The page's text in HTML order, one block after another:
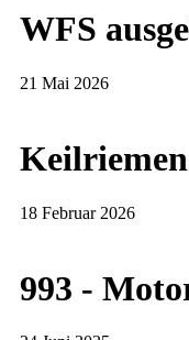
WFS
21 Mai 2026
Keilriemen
18 Februar 2026
993 -